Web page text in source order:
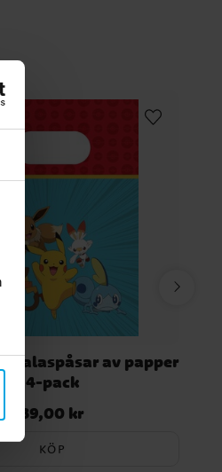
Kalaspåsar av papper
4-pack
Pris:39,00 kr
39,00 kr
KÖP